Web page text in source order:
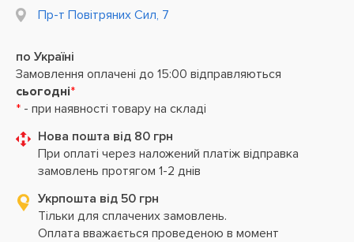
Пр-т Повітряних Сил, 7
по Україні
Замовлення оплачені до 15:00 відправляються
сьогодні*
* - при наявності товару на складі
Нова пошта від 80 грн
При оплаті через наложений платіж відправка
замовлень протягом 1-2 днів
Укрпошта від 50 грн
Тільки для сплачених замовлень.
Оплата вважається проведеною в момент